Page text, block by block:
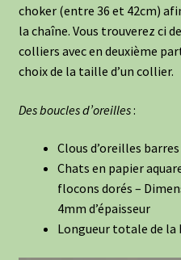
choker (entre 36 et 42cm)
la chaîne. Vous trouverez ci
colliers avec en deuxième
choix de la taille d’un collier.
Des boucles d’oreilles:
Clous d’oreilles
Chats en papier
flocons dorés –
4mm d’épaisseur
Longueur totale de la